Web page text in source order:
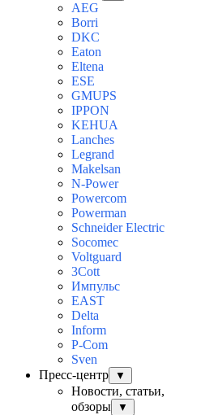
AEG
Borri
DKC
Eaton
Eltena
ESE
GMUPS
IPPON
KEHUA
Lanches
Legrand
Makelsan
N-Power
Powercom
Powerman
Schneider Electric
Socomec
Voltguard
3Cott
Импульс
EAST
Delta
Inform
P-Com
Sven
Пресс-центр
▼
Новости, статьи,
обзоры
▼